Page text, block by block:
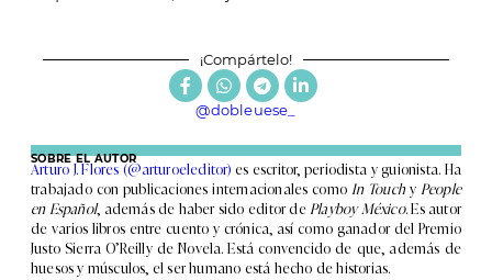
¡Compártelo!
@dobleuese_
SOBRE EL AUTOR
Arturo J. Flores (@arturoeleditor) es escritor, periodista y guionista. Ha
trabajado con publicaciones internacionales como In Touchy People
en Español, además de haber sido editor dePlayboy México. Es autor
de varios libros entre cuento y crónica, así como ganador del Premio
Justo Sierra O’Reilly de Novela. Está convencido de que, además de
huesos y músculos, el ser humano está hecho de historias.